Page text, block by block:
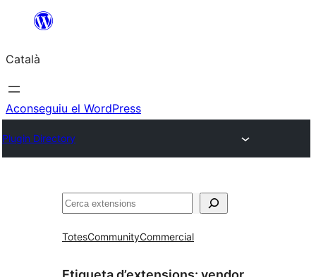
contingut
Català
Aconseguiu el WordPress
Plugin Directory
Cerca
TotesCommunityCommercial